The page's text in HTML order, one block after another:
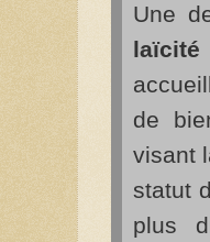
Une
laïcité
de
visant
statut
plus